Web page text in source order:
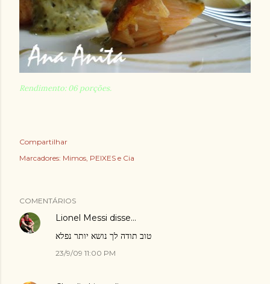
Rendimento: 06 porções.
Compartilhar
Marcadores: Mimos PEIXES e Cia
COMENTÁRIOS
Lionel Messi disse…
טוב תודה לך נושא יותר נפלא
23/9/09 11:00 PM